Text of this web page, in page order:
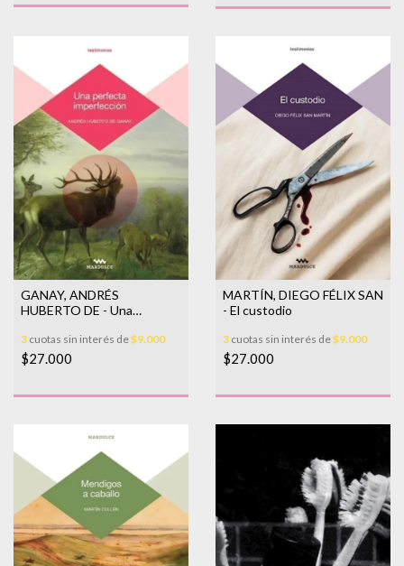
GANAY, ANDRÉS
HUBERTO DE - Una
3 cuotas sin interés de$9.000
$27.000
MARTÍN, DIEGO FÉLIX SAN
- El custodio
3 cuotas sin interés de$9.000
$27.000